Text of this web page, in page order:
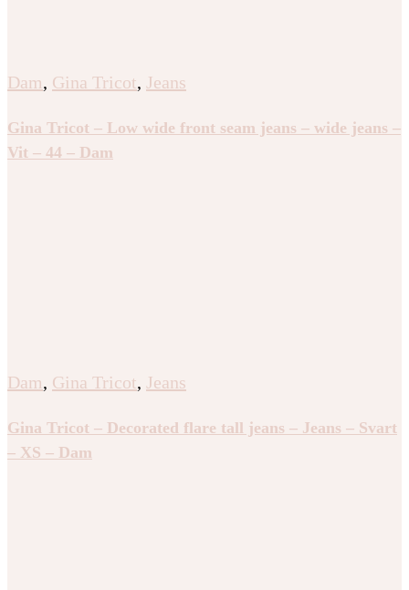
Dam, Gina Tricot, Jeans
Gina Tricot – Low wide front seam jeans – wide jeans –
Vit – 44 – Dam
Dam, Gina Tricot, Jeans
Gina Tricot – Decorated flare tall jeans – Jeans – Svart
– XS – Dam